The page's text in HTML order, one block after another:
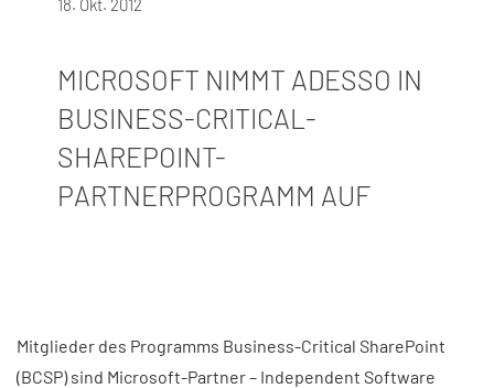
18. Okt. 2012
MICROSOFT NIMMT ADESSO IN
BUSINESS-CRITICAL-
SHAREPOINT-
PARTNERPROGRAMM AUF
Mitglieder des Programms Business-Critical SharePoint
(BCSP) sind Microsoft-Partner – Independent Software